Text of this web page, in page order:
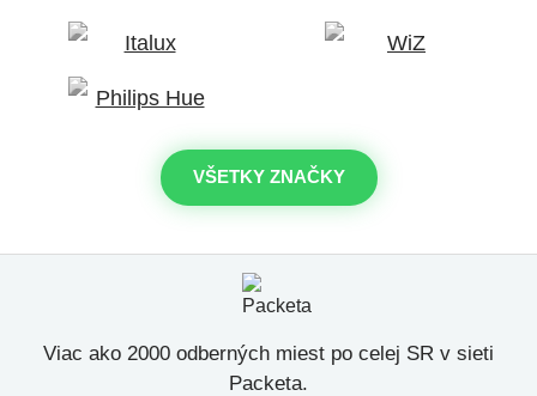
VŠETKY ZNAČKY
Viac ako 2000 odberných miest po celej SR v sieti
Packeta.